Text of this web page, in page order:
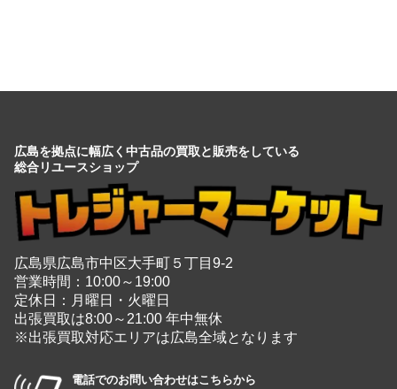
広島を拠点に幅広く中古品の買取と販売をしている
総合リユースショップ
広島県広島市中区大手町５丁目9-2
営業時間：10:00～19:00
定休日：月曜日・火曜日
出張買取は8:00～21:00 年中無休
※出張買取対応エリアは広島全域となります
電話でのお問い合わせはこちらから